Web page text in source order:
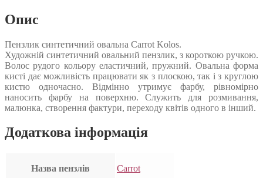
Опис
Пензлик синтетичний овальна Carrot Kolos.
Художній синтетичний овальний пензлик, з короткою ручкою.
Волос рудого кольору еластичний, пружний. Овальна форма
кисті дає можливість працювати як з плоскою, так і з круглою
кистю одночасно. Відмінно утримує фарбу, рівномірно
наносить фарбу на поверхню. Служить для розмивання,
малюнка, створення фактури, переходу квітів одного в інший.
Додаткова інформація
Назва пензлів Carrot